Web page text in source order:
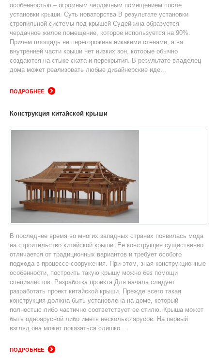
особенностью – огромным чердачным помещением после
установки крыши. Суть новаторства В результате установки
стропильной системы под крышей Судейкина образуется
чердачное жилое помещение, которое используется на 90%.
Причем площадь не перегорожена никакими стенами, а на
внутренней части крыши нет низких зон, которые обычно
создаются на стыке ската и перекрытия. В результате владелец
дома может реализовать любые дизайнерские иде...
ПОДРОБНЕЕ
Конструкция китайской крыши
В последнее время во многих западных странах появилась мода
на строительство китайской крыши. Ее конструкция существенно
отличается от традиционных вариантов и требует особого
подхода в процессе сооружения. При этом, зная конструкционные
особенности, построить такую крышу можно без помощи
специалистов. Разработка проекта Для начала следует
разработать проект китайской крыши. Прежде всего такая
конструкция должна быть установлена на доме, который
полностью либо частично соответствует ее стилю. Крыша может
быть одноярусной либо иметь несколько ярусов. На первый
взгляд она может показаться слишко...
ПОДРОБНЕЕ